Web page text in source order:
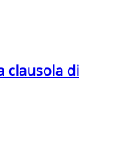
clausola di